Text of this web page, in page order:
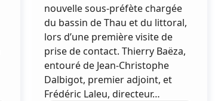
nouvelle sous-préfète chargée
du bassin de Thau et du littoral,
lors d’une première visite de
prise de contact. Thierry Baëza,
entouré de Jean-Christophe
Dalbigot, premier adjoint, et
Frédéric Laleu, directeur…